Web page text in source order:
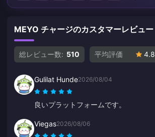
MEYO チャージのカスタマーレビュー
総レビュー数: 510 平均評価 4.8
Gulilat Hunde2026/08/04
良いプラットフォームです。
Viegas2026/08/06